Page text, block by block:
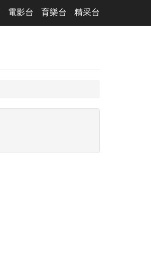
電影台 育樂台 精采台